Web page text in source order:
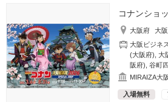
コナンショ
大阪府
大
大阪ビジネ
(大阪府) ,大
阪府) ,谷町
MIRAIZA大
入場無料